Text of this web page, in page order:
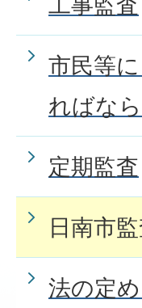
市民等
ればな
定期監査
日南市
法の定